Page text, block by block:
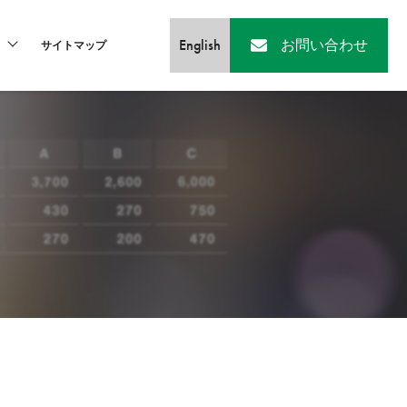
サイトマップ English お問い合わせ